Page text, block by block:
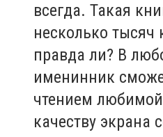
всегда. Такая
несколько
правда ли? В
именинник
чтением
качеству экрана